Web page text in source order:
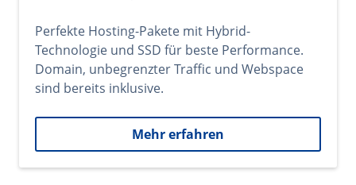
Perfekte Hosting-Pakete mit Hybrid-
Technologie und SSD für beste Performance.
Domain, unbegrenzter Traffic und Webspace
sind bereits inklusive.
Mehr erfahren